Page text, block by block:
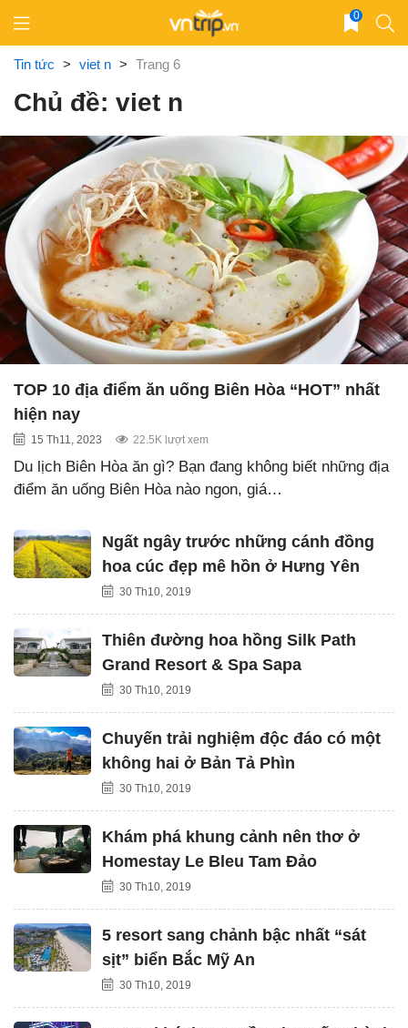
content
0
Tin tức > viet n > Trang 6
Chủ đề: viet n
TOP 10 địa điểm ăn uống Biên Hòa “HOT” nhất
hiện nay
15 Th11, 2023 22.5K lượt xem
Du lịch Biên Hòa ăn gì? Bạn đang không biết những địa
điểm ăn uống Biên Hòa nào ngon, giá…
Ngất ngây trước những cánh đồng
hoa cúc đẹp mê hồn ở Hưng Yên
30 Th10, 2019
Thiên đường hoa hồng Silk Path
Grand Resort & Spa Sapa
30 Th10, 2019
Chuyến trải nghiệm độc đáo có một
không hai ở Bản Tả Phìn
30 Th10, 2019
Khám phá khung cảnh nên thơ ở
Homestay Le Bleu Tam Đảo
30 Th10, 2019
5 resort sang chảnh bậc nhất “sát
sịt” biển Bắc Mỹ An
30 Th10, 2019